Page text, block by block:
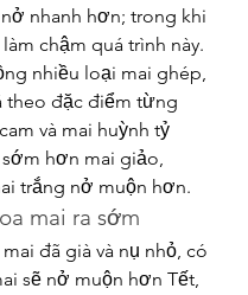
nhanh hơn; trong khi
chậm quá trình này.
nhiều loại mai ghép,
theo đặc điểm từng
và mai huỳnh tỷ
hơn mai giảo,
trắng nở muộn hơn.
mai ra sớm
đã già và nụ nhỏ, có
sẽ nở muộn hơn Tết,